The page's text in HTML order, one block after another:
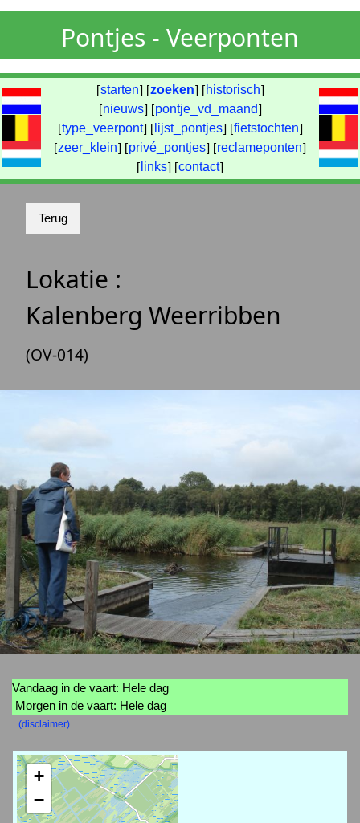
Pontjes - Veerponten
[starten] [zoeken] [ historisch]
[nieuws] [pontje_vd_maand]
[type_veerpont] [ lijst_pontjes] [fietstochten]
[zeer_klein] [privé_pontjes] [reclameponten]
[ links] [contact]
Lokatie :
Kalenberg Weerribben
(OV-014)
Vandaag in de vaart: Hele dag
Morgen in de vaart: Hele dag
(disclaimer)
+
−